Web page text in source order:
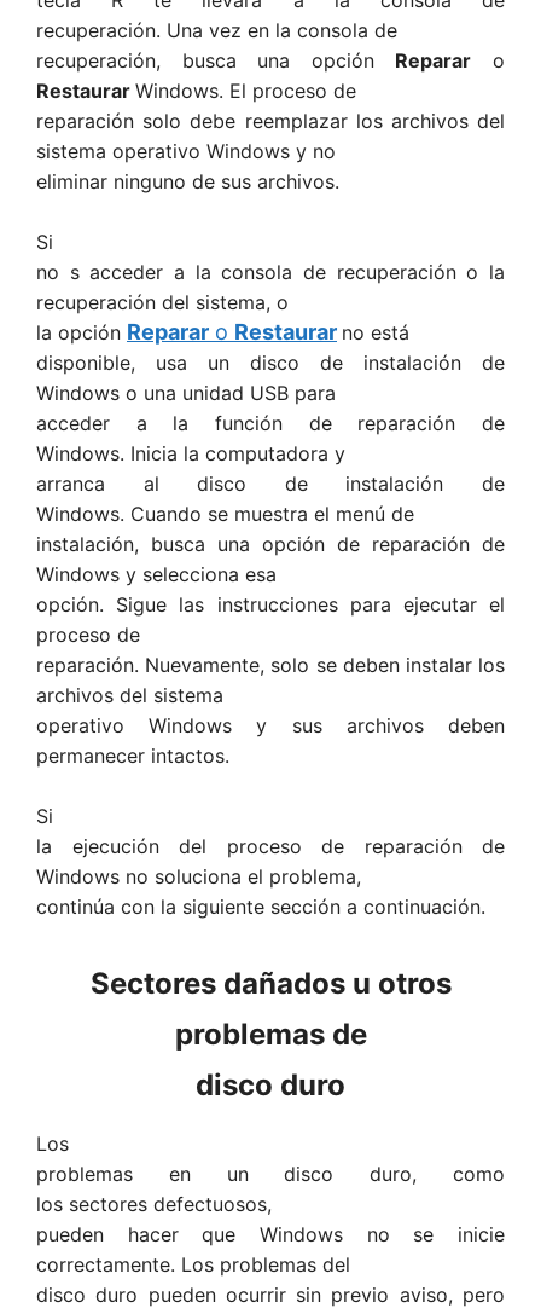
recuperación. Una vez en la consola de
recuperación, busca una opción Reparar o
Restaurar Windows. El proceso de
reparación solo debe reemplazar los archivos del
sistema operativo Windows y no
eliminar ninguno de sus archivos.
Si
no s acceder a la consola de recuperación o la
recuperación del sistema, o
la opción Reparar o Restaurar no está
disponible, usa un disco de instalación de
Windows o una unidad USB para
acceder a la función de reparación de
Windows. Inicia la computadora y
arranca al disco de instalación de
Windows. Cuando se muestra el menú de
instalación, busca una opción de reparación de
Windows y selecciona esa
opción. Sigue las instrucciones para ejecutar el
proceso de
reparación. Nuevamente, solo se deben instalar los
archivos del sistema
operativo Windows y sus archivos deben
permanecer intactos.
Si
la ejecución del proceso de reparación de
Windows no soluciona el problema,
continúa con la siguiente sección a continuación.
Sectores dañados u otros
problemas de
disco duro
Los
problemas en un disco duro, como
los sectores defectuosos,
pueden hacer que Windows no se inicie
correctamente. Los problemas del
disco duro pueden ocurrir sin previo aviso, pero